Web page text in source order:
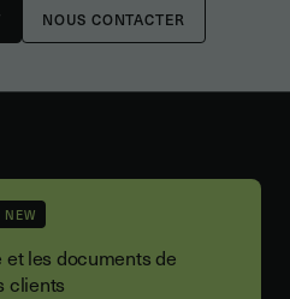
NOUS CONTACTER
NEW
les documents de
clients